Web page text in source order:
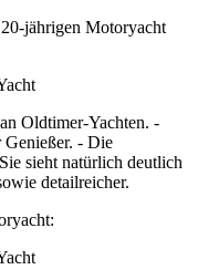
jährigen Motoryacht
Oldtimer-Yachten. -
- Die
sieht natürlich deutlich
detailreicher.